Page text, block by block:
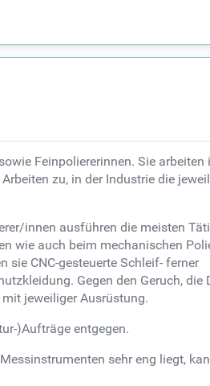
Feinpoliererinnen. Sie arbeiten
zu, in der Industrie die
innen ausführen die meisten
wie auch beim mechanischen
sie CNC-gesteuerte Schleif- ferner
Gegen den Geruch, die
jeweiliger Ausrüstung.
)Aufträge entgegen.
sehr eng liegt,